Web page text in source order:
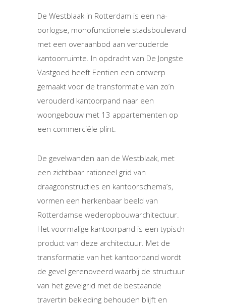
De Westblaak in Rotterdam is een na-
oorlogse, monofunctionele stadsboulevard
met een overaanbod aan verouderde
kantoorruimte. In opdracht van De Jongste
Vastgoed heeft Eentien een ontwerp
gemaakt voor de transformatie van zo’n
verouderd kantoorpand naar een
woongebouw met 13 appartementen op
een commerciële plint.
De gevelwanden aan de Westblaak, met
een zichtbaar rationeel grid van
draagconstructies en kantoorschema’s,
vormen een herkenbaar beeld van
Rotterdamse wederopbouwarchitectuur.
Het voormalige kantoorpand is een typisch
product van deze architectuur. Met de
transformatie van het kantoorpand wordt
de gevel gerenoveerd waarbij de structuur
van het gevelgrid met de bestaande
travertin bekleding behouden blijft en